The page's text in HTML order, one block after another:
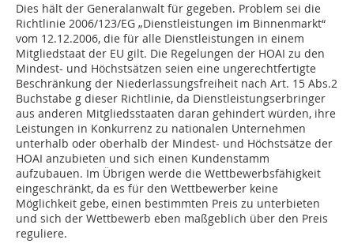
Dies hält der Generalanwalt für gegeben. Problem sei die
Richtlinie 2006/123/EG „Dienstleistungen im Binnenmarkt“
vom 12.12.2006, die für alle Dienstleistungen in einem
Mitgliedstaat der EU gilt. Die Regelungen der HOAI zu den
Mindest- und Höchstsätzen seien eine ungerechtfertigte
Beschränkung der Niederlassungsfreiheit nach Art. 15 Abs.2
Buchstabe g dieser Richtlinie, da Dienstleistungserbringer
aus anderen Mitgliedsstaaten daran gehindert würden, ihre
Leistungen in Konkurrenz zu nationalen Unternehmen
unterhalb oder oberhalb der Mindest- und Höchstsätze der
HOAI anzubieten und sich einen Kundenstamm
aufzubauen. Im Übrigen werde die Wettbewerbsfähigkeit
eingeschränkt, da es für den Wettbewerber keine
Möglichkeit gebe, einen bestimmten Preis zu unterbieten
und sich der Wettbewerb eben maßgeblich über den Preis
reguliere.